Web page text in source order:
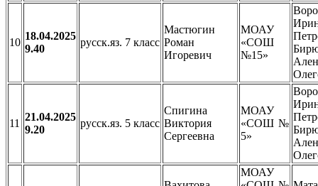
10
18.04.2025
9.40
русск.яз. 7 класс
Мастюгин
Роман
Игоревич
МОАУ
«СОШ
№15»
11
21.04.2025
9.20
русск.яз. 5 класс
Спигина
Виктория
Сергеевна
МОАУ
«СОШ №
5»
МОАУ